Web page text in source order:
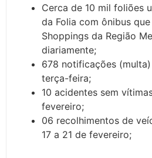
Cerca de 10 mil foliões
da Folia com ônibus
Shoppings da Região
diariamente;
678 notificações
terça-feira;
10 acidentes sem
fevereiro;
06 recolhimentos de
17 a 21 de fevereiro;